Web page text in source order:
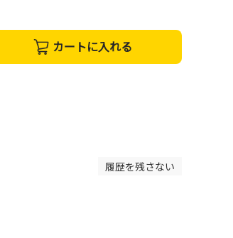
カートに入れる
履歴を残さない